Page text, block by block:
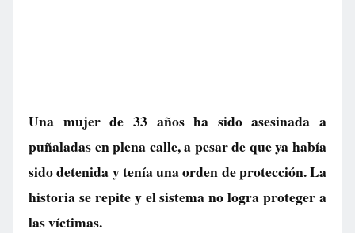
Una mujer de 33 años ha sido asesinada a
puñaladas en plena calle, a pesar de que ya había
sido detenida y tenía una orden de protección. La
historia se repite y el sistema no logra proteger a
las víctimas.